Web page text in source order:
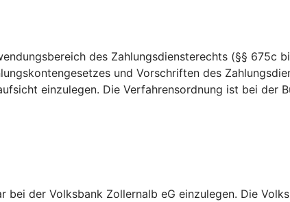
des Zahlungsdiensterechts (§§ 675c
und Vorschriften des
einzulegen. Die Verfahrensordnung ist bei der
der Volksbank Zollernalb eG einzulegen. Die